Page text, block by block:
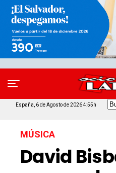
España, 6 de Agosto de 2026 4:55h
MÚSICA
David